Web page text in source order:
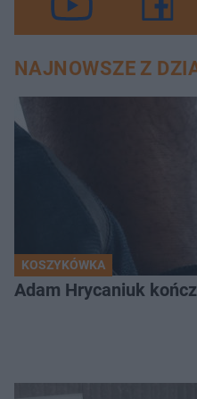
NAJNOWSZE Z
KOSZYKÓWKA
Adam Hrycaniuk